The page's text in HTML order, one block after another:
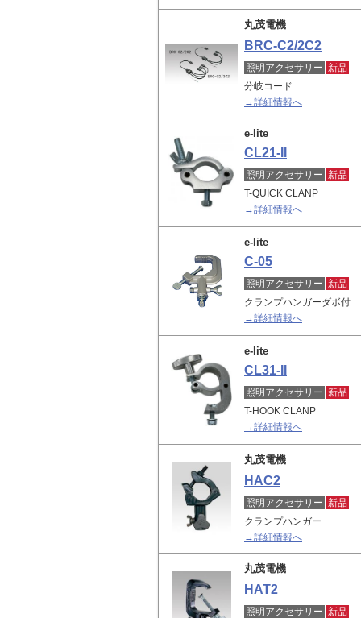
丸茂電機
BRC-C2/2C2
照明アクセサリー 新品
分岐コード
→詳細情報へ
e-lite
CL21-II
照明アクセサリー 新品
T-QUICK CLANP
→詳細情報へ
e-lite
C-05
照明アクセサリー 新品
クランプハンガーダボ付
→詳細情報へ
e-lite
CL31-II
照明アクセサリー 新品
T-HOOK CLANP
→詳細情報へ
丸茂電機
HAC2
照明アクセサリー 新品
クランプハンガー
→詳細情報へ
丸茂電機
HAT2
照明アクセサリー 新品